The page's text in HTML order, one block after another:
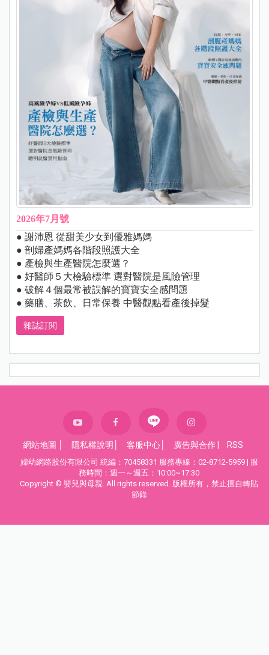
2026年7月號
● 謝沛恩 從甜美少女到優雅媽媽
● 剖婦產媽媽各階段照護大全
● 產檢與生產醫院怎麼選？
● 好醫師５大檢驗標準 選對醫院是風險管理
● 破解４個最常被誤解的寶寶安全感問題
● 藥膳、茶飲、日常保養 中醫觀點看產後掉髮
雜誌訂閱
網站地圖 隱私權說明 客服中心 廣告與合作 RSS
婦幼網路股份有限公司 統編：70458331 服務專線：02-8712-5959 | 服
務時間：週一～週五：10:00~17:30
Copyright © 嬰兒與母親. All rights reserved. 版權所有，禁止擅自轉貼
節錄